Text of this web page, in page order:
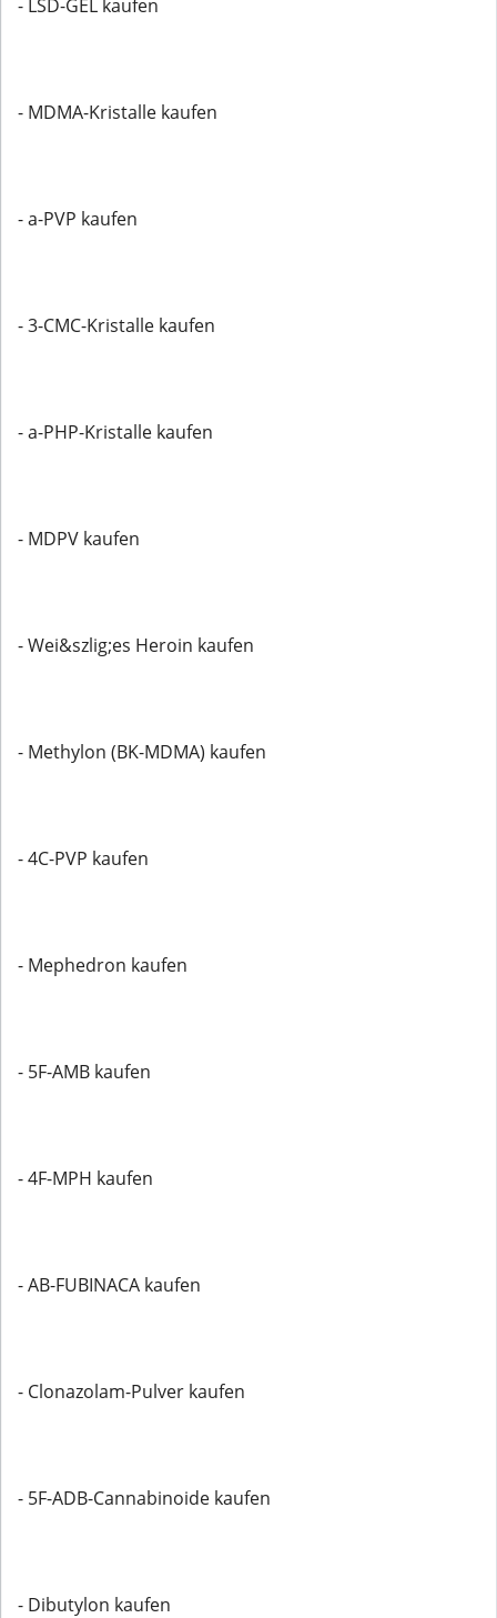
- LSD-GEL kaufen
- MDMA-Kristalle kaufen
- a-PVP kaufen
- 3-CMC-Kristalle kaufen
- a-PHP-Kristalle kaufen
- MDPV kaufen
- Wei&szlig;es Heroin kaufen
- Methylon (BK-MDMA) kaufen
- 4C-PVP kaufen
- Mephedron kaufen
- 5F-AMB kaufen
- 4F-MPH kaufen
- AB-FUBINACA kaufen
- Clonazolam-Pulver kaufen
- 5F-ADB-Cannabinoide kaufen
- Dibutylon kaufen